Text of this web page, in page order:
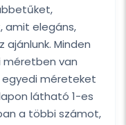
amit elegáns,
ajánlunk. Minden
van
méreteket
látható 1-es
a többi számot,